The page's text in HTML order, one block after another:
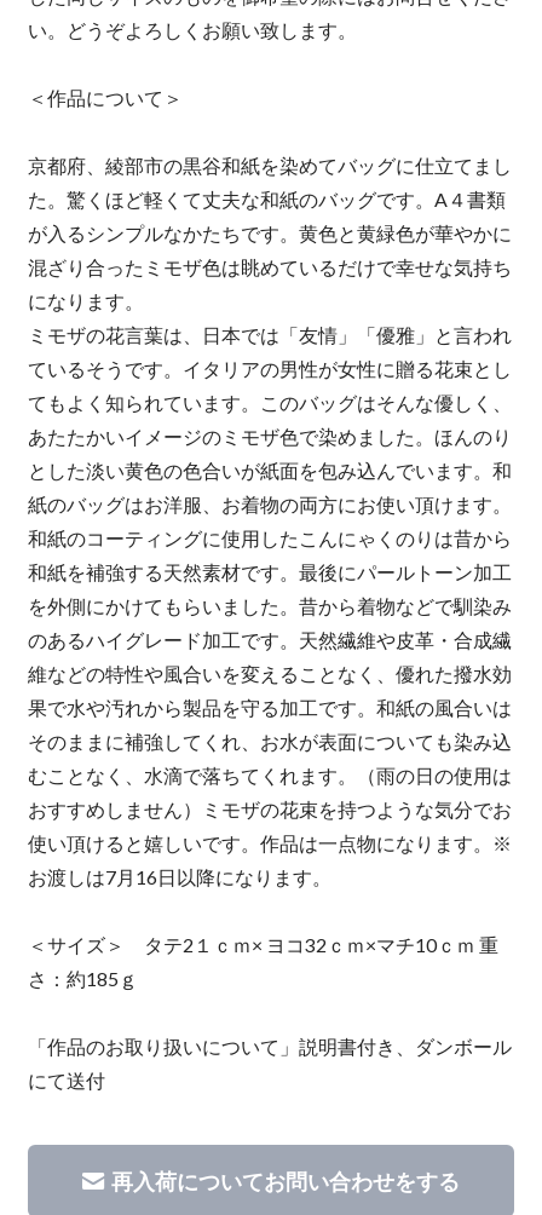
い。どうぞよろしくお願い致します。
＜作品について＞
京都府、綾部市の黒谷和紙を染めてバッグに仕立てまし
た。驚くほど軽くて丈夫な和紙のバッグです。A４書類
が入るシンプルなかたちです。黄色と黄緑色が華やかに
混ざり合ったミモザ色は眺めているだけで幸せな気持ち
になります。
ミモザの花言葉は、日本では「友情」「優雅」と言われ
ているそうです。イタリアの男性が女性に贈る花束とし
てもよく知られています。このバッグはそんな優しく、
あたたかいイメージのミモザ色で染めました。ほんのり
とした淡い黄色の色合いが紙面を包み込んでいます。和
紙のバッグはお洋服、お着物の両方にお使い頂けます。
和紙のコーティングに使用したこんにゃくのりは昔から
和紙を補強する天然素材です。最後にパールトーン加工
を外側にかけてもらいました。昔から着物などで馴染み
のあるハイグレード加工です。天然繊維や皮革・合成繊
維などの特性や風合いを変えることなく、優れた撥水効
果で水や汚れから製品を守る加工です。和紙の風合いは
そのままに補強してくれ、お水が表面についても染み込
むことなく、水滴で落ちてくれます。（雨の日の使用は
おすすめしません）ミモザの花束を持つような気分でお
使い頂けると嬉しいです。作品は一点物になります。※
お渡しは7月16日以降になります。
＜サイズ＞ タテ2１ｃｍ× ヨコ32ｃｍ×マチ10ｃｍ 重
さ：約185ｇ
「作品のお取り扱いについて」説明書付き、ダンボール
にて送付
再入荷についてお問い合わせをする